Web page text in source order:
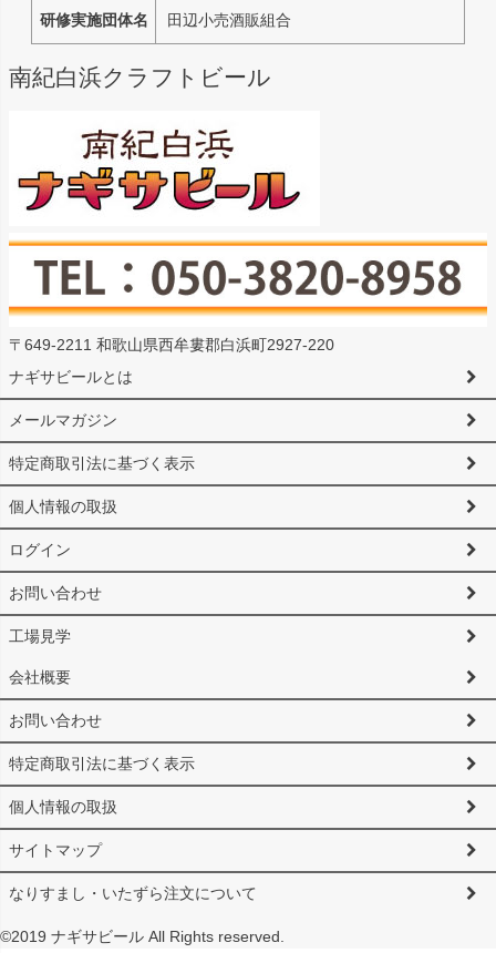
研修実施団体名 田辺小売酒販組合
南紀白浜クラフトビール
〒649-2211 和歌山県西牟婁郡白浜町2927-220
ナギサビールとは
メールマガジン
特定商取引法に基づく表示
個人情報の取扱
ログイン
お問い合わせ
工場見学
会社概要
お問い合わせ
特定商取引法に基づく表示
個人情報の取扱
サイトマップ
なりすまし・いたずら注文について
©2019 ナギサビール All Rights reserved.